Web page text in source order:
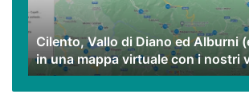
(e
dintorni)
una
mappa
virtuale
Cilento, Vallo di Diano ed Alburni
in una mappa virtuale con i nostri